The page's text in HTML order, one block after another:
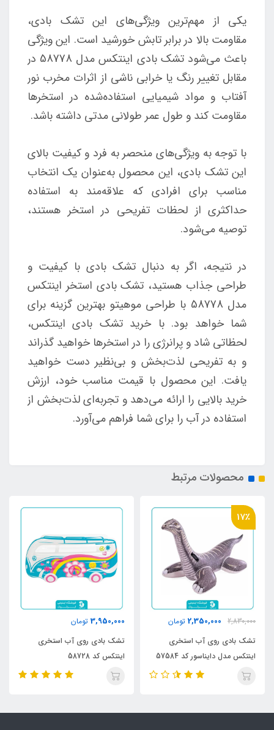
یکی از مهم‌ترین ویژگی‌های این تشک بادی،
مقاومت بالا در برابر تابش خورشید است. این ویژگی
باعث می‌شود تشک بادی اینتکس مدل 58778 در
مقابل تغییر رنگ یا خرابی ناشی از اثرات مخرب نور
آفتاب و مواد شیمیایی استفاده‌شده در استخرها
مقاومت کند و طول عمر طولانی مدتی داشته باشد.
با توجه به ویژگی‌های منحصر به فرد و کیفیت بالای
این تشک بادی، این محصول به‌عنوان یک انتخاب
مناسب برای افرادی که علاقه‌مند به استفاده
حداکثری از لحظات تفریحی در استخر هستند،
توصیه می‌شود.
در نتیجه، اگر به دنبال تشک بادی با کیفیت و
طراحی جذاب هستید، تشک بادی استخر اینتکس
مدل 58778 با طراحی موهیتو بهترین گزینه برای
شما خواهد بود. با خرید تشک بادی اینتکس،
لحظاتی شاد و پرانرژی را در استخرها خواهید گذراند
و به تفریحی لذت‌بخش و بی‌نظیر دست خواهید
یافت. این محصول با قیمت مناسب خود، ارزش
خرید بالایی را ارائه می‌دهد و تجربه‌ای لذت‌بخش از
استفاده در آب را برای شما فراهم می‌آورد.
محصولات مرتبط
17٪
2,830,000
2,350,000 تومان
تشک بادی روی آب استخری
اینتکس مدل دایناسور کد 57584
3,950,000 تومان
تشک بادی روی آب استخری
اینتکس کد 58728